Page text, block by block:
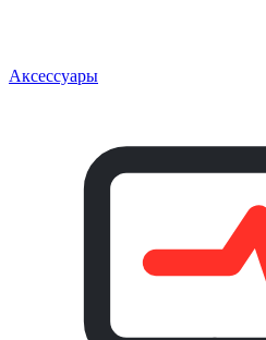
Аксессуары